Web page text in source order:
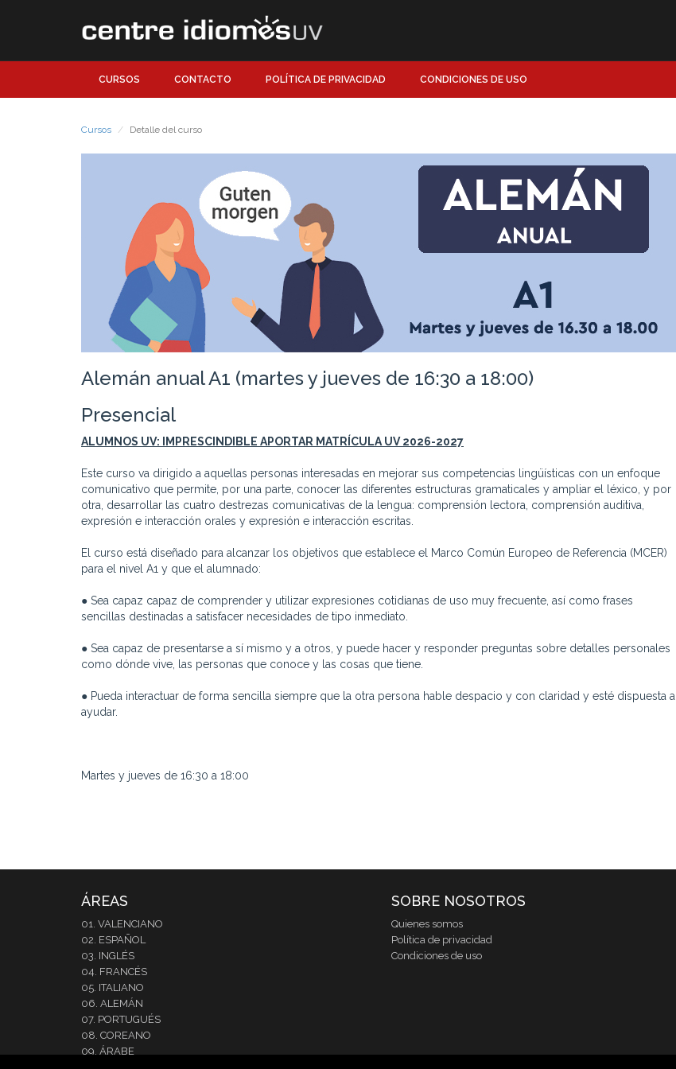
CURSOS CONTACTO POLÍTICA DE PRIVACIDAD CONDICIONES DE USO
Cursos Detalle del curso
Alemán anual A1 (martes y jueves de 16:30 a 18:00)
Presencial
ALUMNOS UV: IMPRESCINDIBLE APORTAR MATRÍCULA UV2026-2027
Este curso va dirigido a aquellas personas interesadas en mejorar sus competencias lingüísticas con un enfoque
comunicativo que permite, por una parte, conocer las diferentes estructuras gramaticales y ampliar el léxico, y por
otra, desarrollar las cuatro destrezas comunicativas de la lengua: comprensión lectora, comprensión auditiva,
expresión e interacción orales y expresión e interacción escritas.
El curso está diseñado para alcanzar los objetivos que establece el Marco Común Europeo de Referencia (MCER)
para el nivel A1 y que el alumnado:
● Sea capaz capaz de comprender y utilizar expresiones cotidianas de uso muy frecuente, así como frases
sencillas destinadas a satisfacer necesidades de tipo inmediato.
● Sea capaz de presentarse a sí mismo y a otros, y puede hacer y responder preguntas sobre detalles personales
como dónde vive, las personas que conoce y las cosas que tiene.
● Pueda interactuar de forma sencilla siempre que la otra persona hable despacio y con claridad y esté dispuesta a
ayudar.
Martes y jueves de 16:30 a 18:00
ÁREAS
01. VALENCIANO
02. ESPAÑOL
03. INGLÉS
04. FRANCÉS
05. ITALIANO
06. ALEMÁN
07. PORTUGUÉS
08. COREANO
09. ÁRABE
SOBRE NOSOTROS
Quienes somos
Política de privacidad
Condiciones de uso